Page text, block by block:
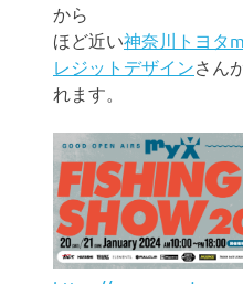
から
ほど近い神奈川トヨタ
レジットデザインさん
れます。